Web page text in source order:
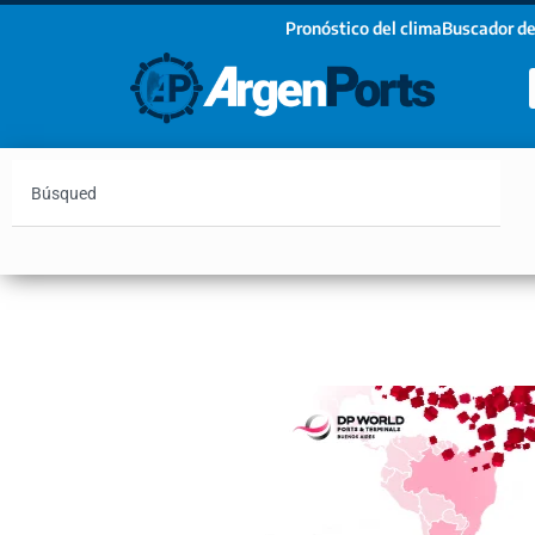
Pronóstico del climaBuscador
¡Sumate a nuestro Newsletter!
Email
Estoy de acuerdo con las condiciones y políticas